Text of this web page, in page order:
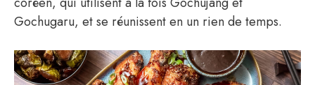
Gochugaru, et se réunissent en un rien de temps.